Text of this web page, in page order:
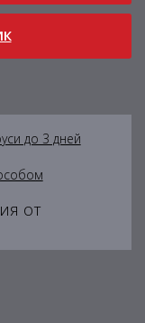
до 3 дней
от